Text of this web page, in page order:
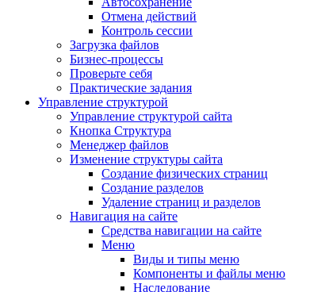
Отмена действий
Контроль сессии
Загрузка файлов
Бизнес-процессы
Проверьте себя
Практические задания
Управление структурой
Управление структурой сайта
Кнопка Структура
Менеджер файлов
Изменение структуры сайта
Создание физических страниц
Создание разделов
Удаление страниц и разделов
Навигация на сайте
Средства навигации на сайте
Меню
Виды и типы меню
Компоненты и файлы меню
Наследование